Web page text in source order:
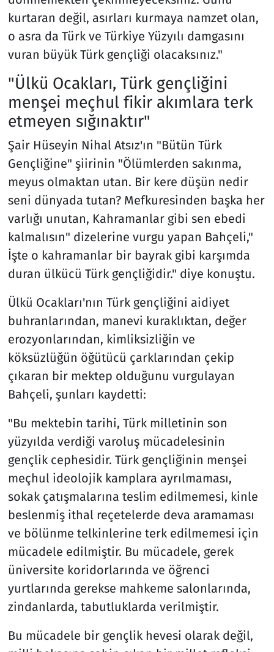
kurtaran değil, asırları kurmaya namzet olan,
o asra da Türk ve Türkiye Yüzyılı damgasını
vuran büyük Türk gençliği olacaksınız."
"Ülkü Ocakları, Türk gençliğini
menşei meçhul fikir akımlara terk
etmeyen sığınaktır"
Şair Hüseyin Nihal Atsız'ın "Bütün Türk
Gençliğine" şiirinin "Ölümlerden sakınma,
meyus olmaktan utan. Bir kere düşün nedir
seni dünyada tutan? Mefkuresinden başka her
varlığı unutan, Kahramanlar gibi sen ebedi
kalmalısın" dizelerine vurgu yapan Bahçeli,"
İşte o kahramanlar bir bayrak gibi karşımda
duran ülkücü Türk gençliğidir." diye konuştu.
Ülkü Ocakları'nın Türk gençliğini aidiyet
buhranlarından, manevi kuraklıktan, değer
erozyonlarından, kimliksizliğin ve
köksüzlüğün öğütücü çarklarından çekip
çıkaran bir mektep olduğunu vurgulayan
Bahçeli, şunları kaydetti:
"Bu mektebin tarihi, Türk milletinin son
yüzyılda verdiği varoluş mücadelesinin
gençlik cephesidir. Türk gençliğinin menşei
meçhul ideolojik kamplara ayrılmaması,
sokak çatışmalarına teslim edilmemesi, kinle
beslenmiş ithal reçetelerde deva aramaması
ve bölünme telkinlerine terk edilmemesi için
mücadele edilmiştir. Bu mücadele, gerek
üniversite koridorlarında ve öğrenci
yurtlarında gerekse mahkeme salonlarında,
zindanlarda, tabutluklarda verilmiştir.
Bu mücadele bir gençlik hevesi olarak değil,